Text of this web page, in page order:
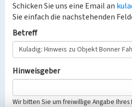
Schicken Sie uns eine Email an
Sie einfach die nachstehenden
Betreff
Hinweisgeber
Wir bitten Sie um freiwillige Angabe Ihres